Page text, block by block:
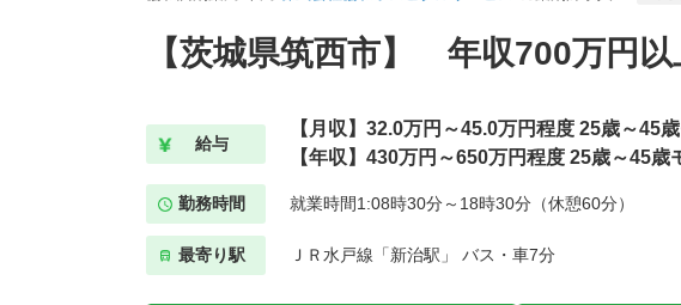
【茨城県筑西市】 年収700万円
給与
【月収】32.0万円～45.0万円程度 25歳～45
【年収】430万円～650万円程度 25歳～45歳
勤務時間 就業時間1:08時30分～18時30分（休憩60分）
最寄り駅 ＪＲ水戸線「新治駅」 バス・車7分